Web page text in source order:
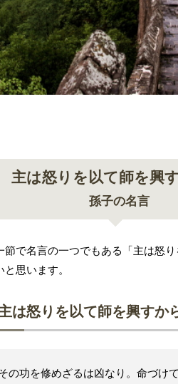
主は怒りを以て師を興
孫子の名言
節で名言の一つでもある「主は怒
思います。
主は怒りを以て師を興すか
の功を修めざるは凶なり。命づけて